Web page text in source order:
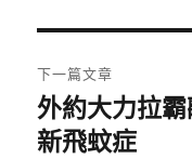
覽
文
章:
下一篇文章
下
一
外約大力拉
新飛蚊症